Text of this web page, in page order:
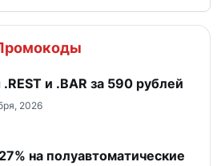
и .BAR за 590 рублей
2026
на полуавтоматические